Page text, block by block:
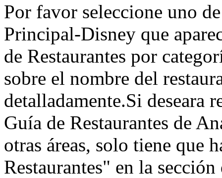
Por favor seleccione uno
Principal-Disney que
de Restaurantes por
sobre el nombre del
detalladamente.Si deseara
Guía de Restaurantes de
otras áreas, solo tiene que
Restaurantes" en la